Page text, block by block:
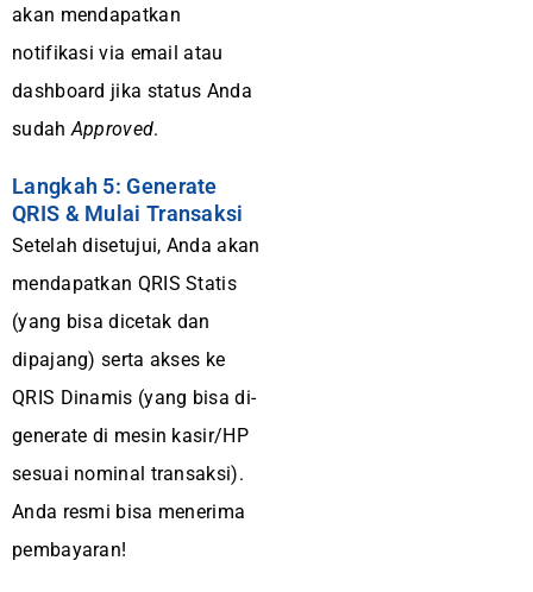
akan mendapatkan
notifikasi via email atau
dashboard jika status Anda
sudahApproved.
Langkah 5: Generate
QRIS & Mulai Transaksi
Setelah disetujui, Anda akan
mendapatkan QRIS Statis
(yang bisa dicetak dan
dipajang) serta akses ke
QRIS Dinamis (yang bisa di-
generate di mesin kasir/HP
sesuai nominal transaksi).
Anda resmi bisa menerima
pembayaran!